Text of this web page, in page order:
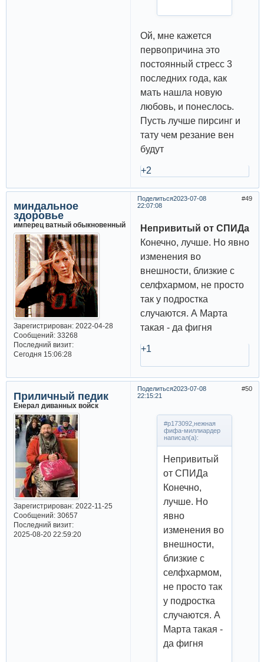
Ой, мне кажется
первопричина это
постоянный стресс 3
последних года, как
мать нашла новую
любовь, и понеслось.
Пусть лучше пирсинг и
тату чем резание вен
будут
+2
Поделиться 49
2023-07-08
22:07:08
миндальное
здоровье
имперец ватный обыкновенный
Зарегистрирован: 2022-04-28
Сообщений:33268
Последний визит:
Сегодня 15:06:28
Непривитый от СПИДа
Конечно, лучше. Но явно
изменения во
внешности, близкие с
селфхармом, не просто
так у подростка
случаются. А Марта
такая - да фигня
+1
Поделиться 50
2023-07-08
22:15:21
Приличный педик
Енерал диванных войск
Зарегистрирован: 2022-11-25
Сообщений:30657
Последний визит:
2025-08-20 22:59:20
#p173092,нежная
фифа-миллиардер
написал(а):
Непривитый
от СПИДа
Конечно,
лучше. Но
явно
изменения во
внешности,
близкие с
селфхармом,
не просто так
у подростка
случаются. А
Марта такая -
да фигня